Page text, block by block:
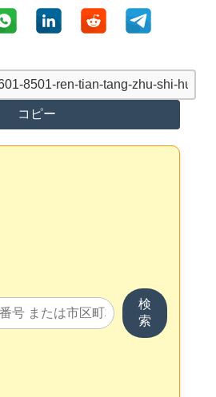
コピー
検
索